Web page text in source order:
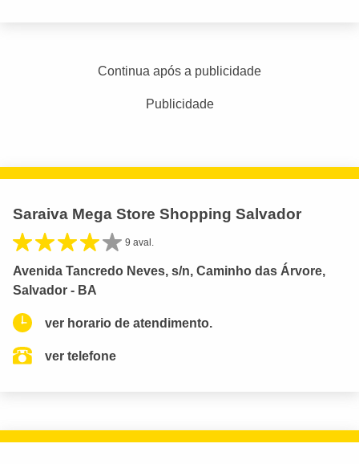
Continua após a publicidade
Publicidade
Saraiva Mega Store Shopping Salvador
9 aval.
Avenida Tancredo Neves, s/n, Caminho das Árvore,
Salvador - BA
ver horario de atendimento.
ver telefone